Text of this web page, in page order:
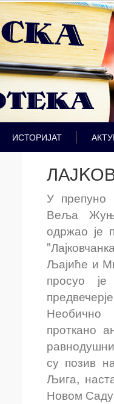
ИСТОРИЈАТ
У препуно
Веља
одржао је
Љајиће и
просуо
проткано
су позив
Љига,
Новом